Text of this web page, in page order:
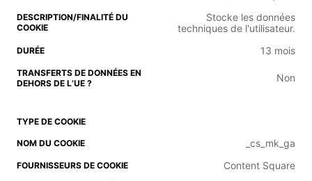
Stocke les données
techniques de l'utilisateur.
13 mois
Non
_cs_mk_ga
Content Square